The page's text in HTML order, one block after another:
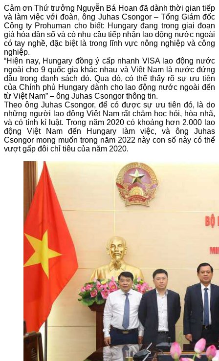
Cảm ơn Thứ trưởng Nguyễn Bá Hoan đã dành thời gian tiếp
và làm việc với đoàn, ông Juhas Csongor – Tổng Giám đốc
Công ty Prohuman cho biết: Hungary đang trong giai đoạn
già hóa dân số và có nhu cầu tiếp nhận lao động nước ngoài
có tay nghề, đặc biệt là trong lĩnh vực nông nghiệp và công
nghiệp.
“Hiện nay, Hungary đồng ý cấp nhanh VISA lao động nước
ngoài cho 9 quốc gia khác nhau và Việt Nam là nước đứng
đầu trong danh sách đó. Qua đó, có thể thấy rõ sự ưu tiên
của Chính phủ Hungary dành cho lao động nước ngoài đến
từ Việt Nam” – ông Juhas Csongor thông tin.
Theo ông Juhas Csongor, để có được sự ưu tiên đó, là do
những người lao động Việt Nam rất chăm học hỏi, hòa nhã,
và có tính kỉ luật. Trong năm 2020 có khoảng hơn 2.000 lao
động Việt Nam đến Hungary làm việc, và ông Juhas
Csongor mong muốn trong năm 2022 này con số này có thể
vượt gấp đôi chỉ tiêu của năm 2020.